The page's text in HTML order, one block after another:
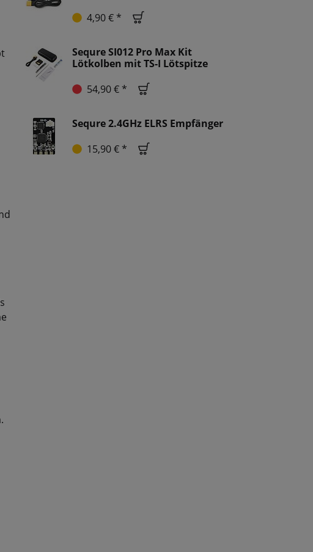
4,90 € *
Sequre SI012 Pro Max Kit
Lötkolben mit TS-I Lötspitze
54,90 € *
Sequre 2.4GHz ELRS Empfänger
15,90 € *